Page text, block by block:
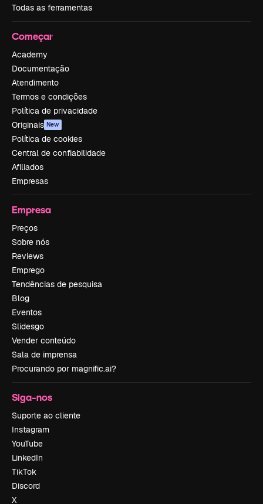
Todas as ferramentas
Começar
Academy
Documentação
Atendimento
Termos e condições
Política de privacidade
Originais New
Política de cookies
Central de confiabilidade
Afiliados
Empresas
Empresa
Preços
Sobre nós
Reviews
Emprego
Tendências de pesquisa
Blog
Eventos
Slidesgo
Vender conteúdo
Sala de imprensa
Procurando por magnific.ai?
Siga-nos
Suporte ao cliente
Instagram
YouTube
LinkedIn
TikTok
Discord
X